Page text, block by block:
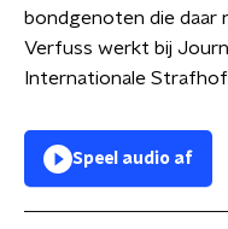
bondgenoten die daar
Verfuss werkt bij
Internationale Strafhof
Speel audio af